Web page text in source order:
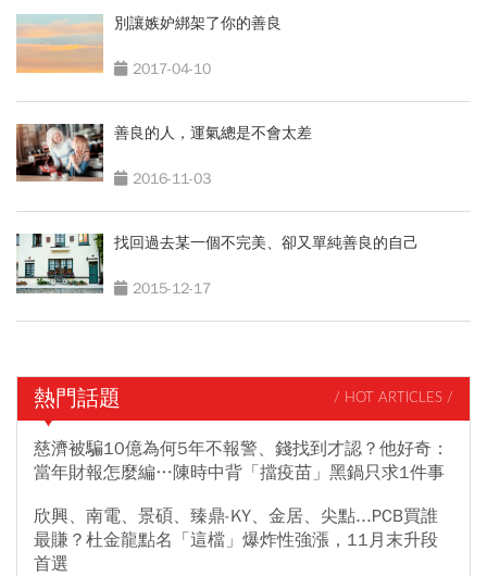
別讓嫉妒綁架了你的善良
2017-04-10
善良的人，運氣總是不會太差
2016-11-03
找回過去某一個不完美、卻又單純善良的自己
2015-12-17
熱門話題 / HOT ARTICLES /
慈濟被騙10億為何5年不報警、錢找到才認？他好奇：
當年財報怎麼編…陳時中背「擋疫苗」黑鍋只求1件事
欣興、南電、景碩、臻鼎-KY、金居、尖點...PCB買誰
最賺？杜金龍點名「這檔」爆炸性強漲，11月末升段
首選